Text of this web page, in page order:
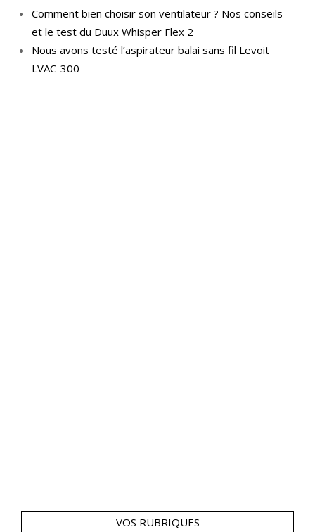
Comment bien choisir son ventilateur ? Nos conseils
et le test du Duux Whisper Flex 2
Nous avons testé l’aspirateur balai sans fil Levoit
LVAC-300
VOS RUBRIQUES